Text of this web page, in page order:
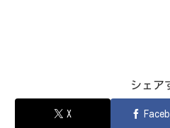
シェア
X